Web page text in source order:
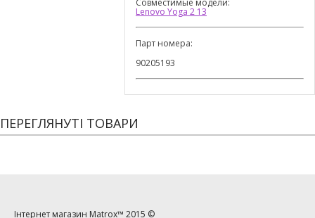
Lenovo Yoga 2 13
Парт номера:
90205193
ПЕРЕГЛЯНУТІ ТОВАРИ
Інтернет магазин Matrox™ 2015 ©